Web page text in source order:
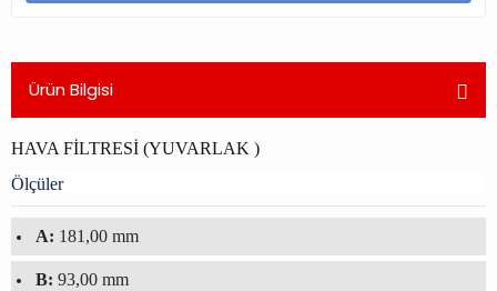
Ürün Bilgisi
HAVA FİLTRESİ (YUVARLAK )
Ölçüler
A: 181,00 mm
B: 93,00 mm